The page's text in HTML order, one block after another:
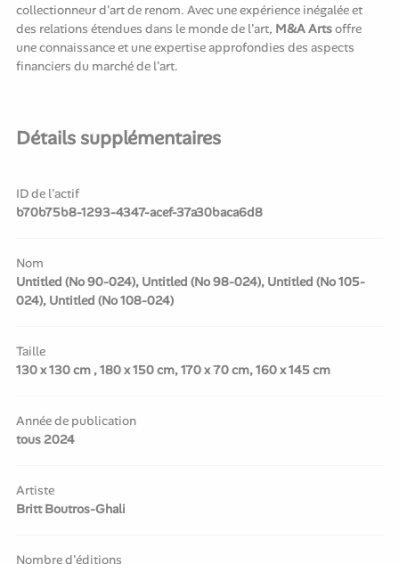
collectionneur d'art de renom. Avec une expérience inégalée et
des relations étendues dans le monde de l'art, M&A Artsoffre
une connaissance et une expertise approfondies des aspects
financiers du marché de l'art.
Détails supplémentaires
ID de l'actif
b70b75b8-1293-4347-acef-37a30baca6d8
Nom
Untitled (No 90-024), Untitled (No 98-024), Untitled (No 105-
024), Untitled (No 108-024)
Taille
130 x 130 cm , 180 x 150 cm, 170 x 70 cm, 160 x 145 cm
Année de publication
tous 2024
Artiste
Britt Boutros-Ghali
Nombre d'éditions